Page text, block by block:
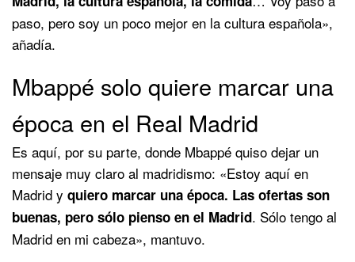
paso, pero soy un poco mejor en la cultura española»,
añadía.
Mbappé solo quiere marcar una
época en el Real Madrid
Es aquí, por su parte, donde Mbappé quiso dejar un
mensaje muy claro al madridismo: «Estoy aquí en
Madrid y quiero marcar una época. Las ofertas son
buenas, pero sólo pienso en el Madrid. Sólo tengo al
Madrid en mi cabeza», mantuvo.